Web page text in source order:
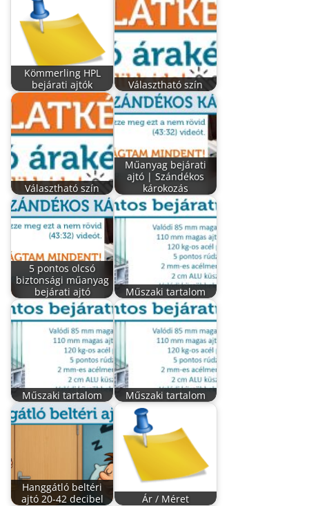
Kömmerling HPL
bejárati ajtók
Választható szín
Választható szín
Műanyag bejárati
ajtó | Szándékos
károkozás
5 pontos olcsó
biztonsági műanyag
bejárati ajtó
Műszaki tartalom
Műszaki tartalom Műszaki tartalom
Hanggátló beltéri
ajtó 20-42 decibel
Ár / Méret